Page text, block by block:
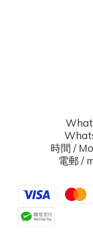
時間 /
電郵 /